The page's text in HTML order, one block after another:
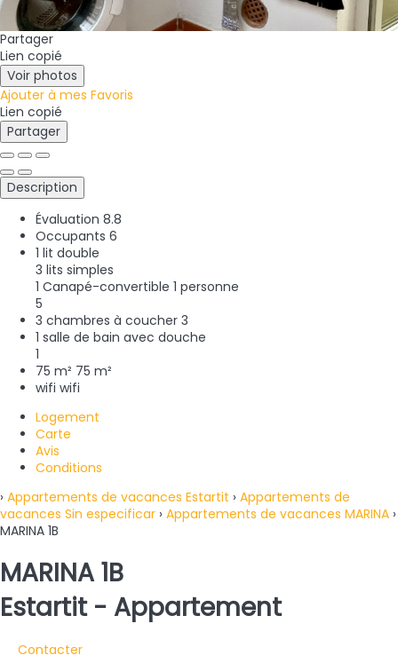
Partager
Lien copié
Voir photos
Ajouter à mes Favoris
Lien copié
Partager
Description
Évaluation 8.8
Occupants 6
1 lit double
3 lits simples
1 Canapé-convertible 1 personne
5
3 chambres à coucher 3
1 salle de bain avec douche
1
75 m² 75 m²
wifi wifi
Logement
Carte
Avis
Conditions
› Appartements de vacances Estartit › Appartements de
vacances Sin especificar › Appartements de vacances MARINA ›
MARINA 1B
MARINA 1B
Estartit - Appartement
Contacter